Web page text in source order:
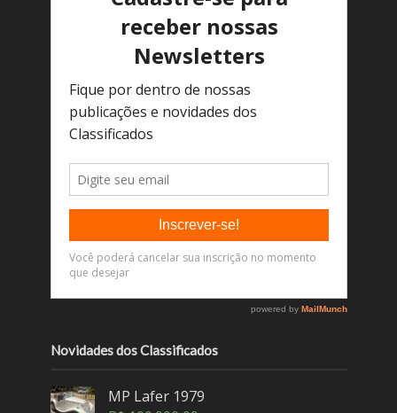
Novidades dos Classificados
MP Lafer 1979